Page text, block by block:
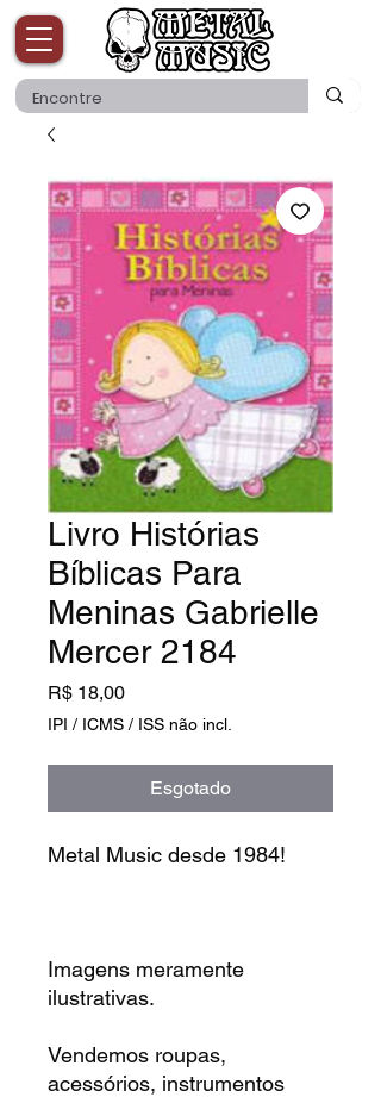
Livro Histórias
Bíblicas Para
Meninas Gabrielle
Mercer 2184
R$ 18,00Preço
IPI / ICMS / ISS não incl.
Esgotado
Metal Music desde 1984!
Imagens meramente
ilustrativas.
Vendemos roupas,
acessórios, instrumentos